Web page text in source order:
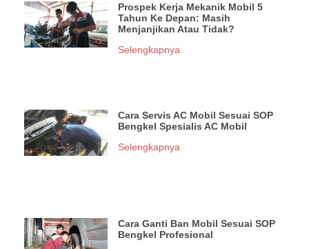
Prospek Kerja Mekanik Mobil 5
Tahun Ke Depan: Masih
Menjanjikan Atau Tidak?
Selengkapnya
Cara Servis AC Mobil Sesuai SOP
Bengkel Spesialis AC Mobil
Selengkapnya
Cara Ganti Ban Mobil Sesuai SOP
Bengkel Profesional